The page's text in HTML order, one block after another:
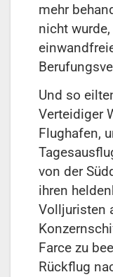
mehr
nicht
Und so
Verteidiger
Flughafen,
von der
ihren
Volljuristen
Farce zu
Rückflug